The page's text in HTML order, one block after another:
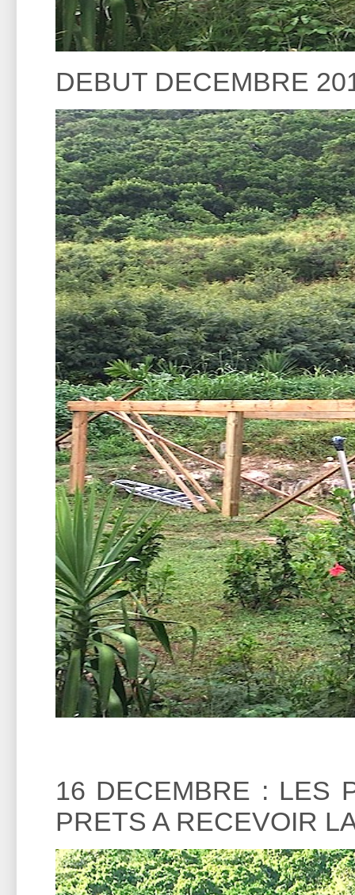
DEBUT DECEMBRE
16 DECEMBRE : LES
PRETS A RECEVOIR